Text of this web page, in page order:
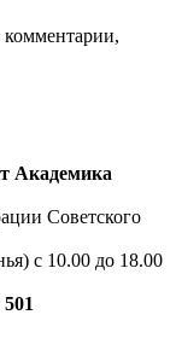
комментарии,
Академика
Советского
с 10.00 до 18.00